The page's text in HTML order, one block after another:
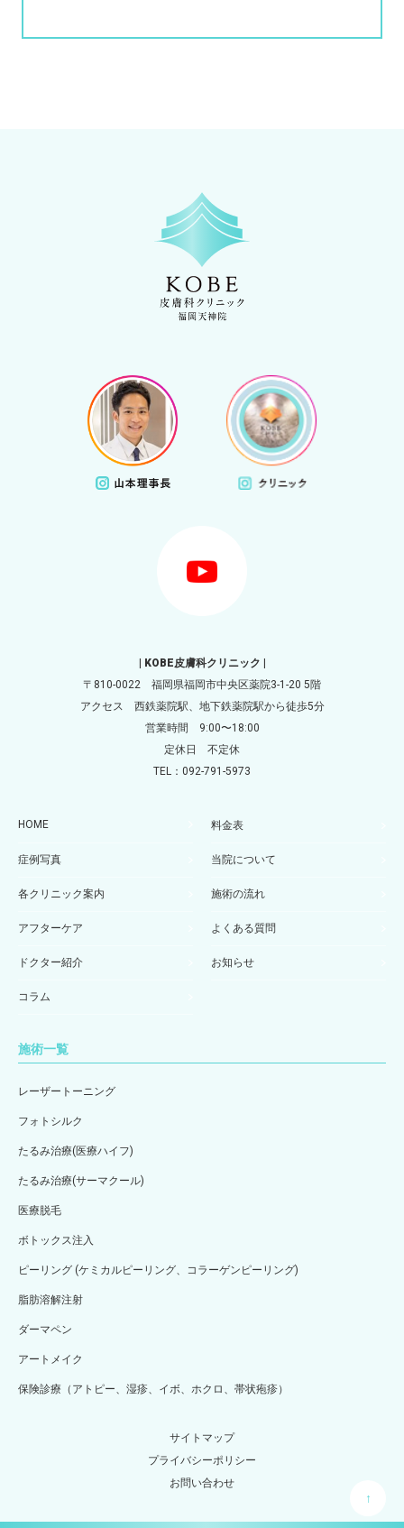
| KOBE皮膚科クリニック |
〒810-0022 福岡県福岡市中央区薬院3-1-20 5階
アクセス 西鉄薬院駅、地下鉄薬院駅から徒歩5分
営業時間 9:00〜18:00
定休日 不定休
TEL：092-791-5973
HOME 料金表
症例写真 当院について
各クリニック案内 施術の流れ
アフターケア よくある質問
ドクター紹介 お知らせ
コラム
施術一覧
レーザートーニング
フォトシルク
たるみ治療(医療ハイフ)
たるみ治療(サーマクール)
医療脱毛
ボトックス注入
ピーリング (ケミカルピーリング、コラーゲンピーリング)
脂肪溶解注射
ダーマペン
アートメイク
保険診療（アトピー、湿疹、イボ、ホクロ、帯状疱疹）
サイトマップ
プライバシーポリシー
お問い合わせ
↑